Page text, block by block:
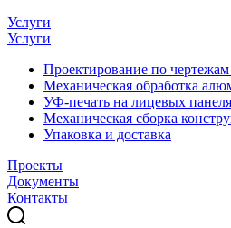
Услуги
Услуги
Проектирование по чертежам
Механическая обработка
УФ-печать на лицевых
Механическая сборка
Упаковка и доставка
Проекты
Документы
Контакты